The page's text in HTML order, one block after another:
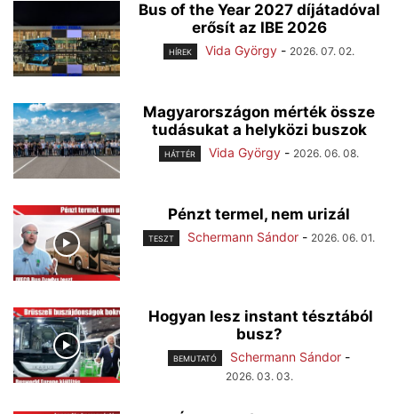
Bus of the Year 2027 díjátadóval
erősít az IBE 2026
HÍREK Vida György - 2026. 07. 02.
Magyarországon mérték össze
tudásukat a helyközi buszok
HÁTTÉR Vida György - 2026. 06. 08.
Pénzt termel, nem urizál
TESZT Schermann Sándor - 2026. 06. 01.
Hogyan lesz instant tésztából
busz?
BEMUTATÓ Schermann Sándor -
2026. 03. 03.